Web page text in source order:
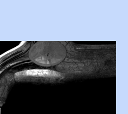
1964 Adana Yüzme
kara kuru bir kız çocuğu
Demirspor Kulübü
Küçük kız etrafına bakıyor.
Adana Demirspor’un 4